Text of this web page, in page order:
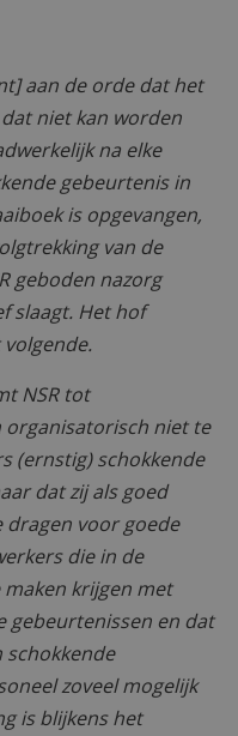
aan de orde dat het
niet kan worden
na elke
gebeurtenis in
is opgevangen,
van de
geboden nazorg
slaagt. Het hof
NSR tot
niet te
(ernstig) schokkende
dat zij als goed
dragen voor goede
die in de
krijgen met
gebeurtenissen en dat
schokkende
zoveel mogelijk
is blijkens het